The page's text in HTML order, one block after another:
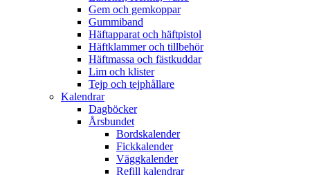
Gem och gemkoppar
Gummiband
Häftapparat och häftpistol
Häftklammer och tillbehör
Häftmassa och fästkuddar
Lim och klister
Tejp och tejphållare
Kalendrar
Dagböcker
Årsbundet
Bordskalender
Fickkalender
Väggkalender
Refill kalendrar